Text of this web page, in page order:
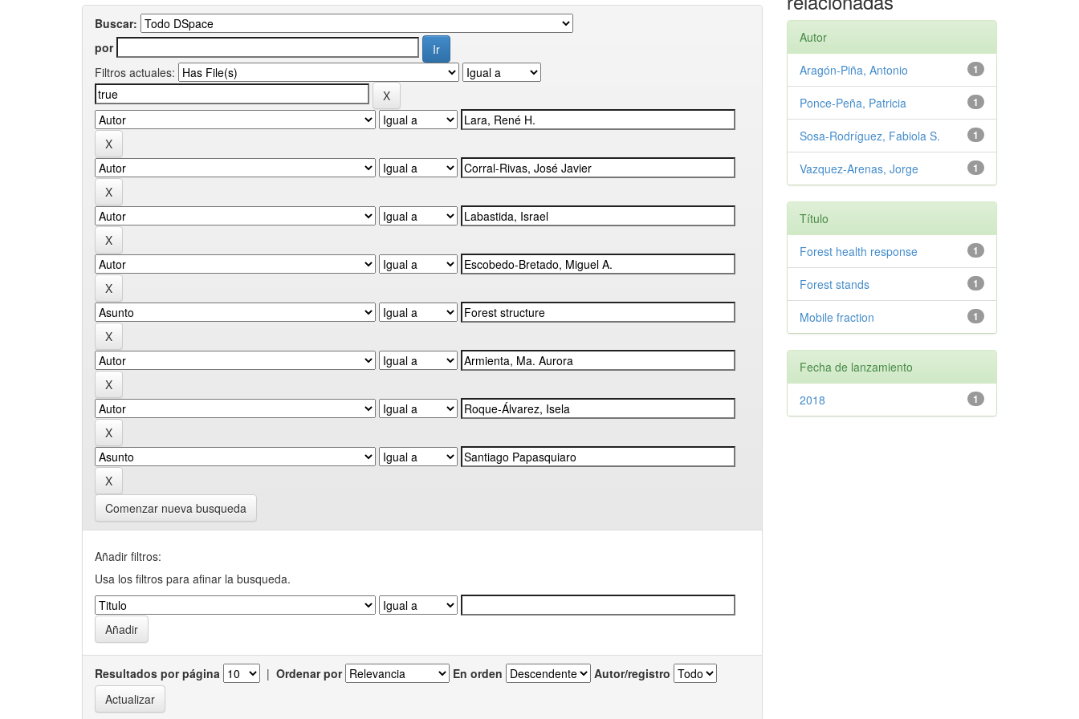
Buscar:
por
Filtros actuales:
Comenzar nueva busqueda
Añadir filtros:
Usa los filtros para afinar la busqueda.
Resultados por página | Ordenar por En orden Autor/registro
Autor
1
Aragón-Piña, Antonio
1
Ponce-Peña, Patricia
1
Sosa-Rodríguez, Fabiola S.
1
Vazquez-Arenas, Jorge
Título
1
Forest health response
1
Forest stands
1
Mobile fraction
Fecha de lanzamiento
1
2018